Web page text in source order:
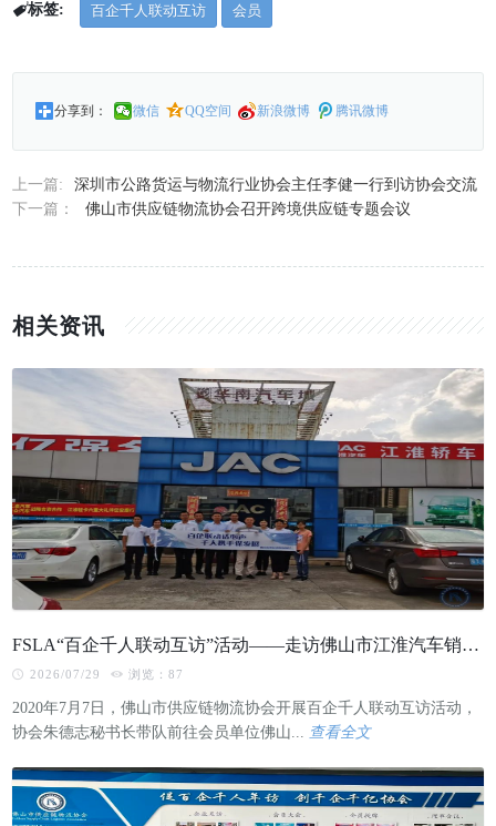
标签: 百企千人联动互访 会员
分享到： 微信 QQ空间 新浪微博 腾讯微博
上一篇:
深圳市公路货运与物流行业协会主任李健一行到访协会交流
下一篇：
佛山市供应链物流协会召开跨境供应链专题会议
相关资讯
FSLA“百企千人联动互访”活动——走访佛山市江淮汽车销售服务有限公司
2026/07/29 浏览：87
2020年7月7日，佛山市供应链物流协会开展百企千人联动互访活动，
协会朱德志秘书长带队前往会员单位佛山...
查看全文